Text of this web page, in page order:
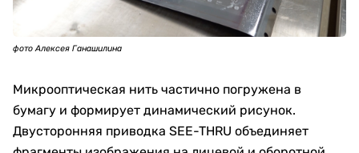
фото Алексея Ганашилина
Микрооптическая нить частично погружена в
бумагу и формирует динамический рисунок.
Двусторонняя приводка SEE-THRU объединяет